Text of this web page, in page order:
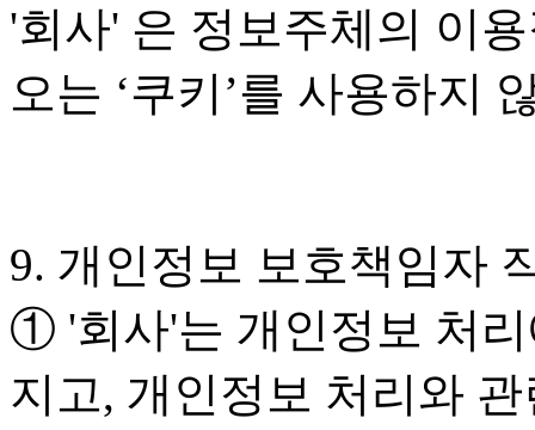
'회사' 은 정보주체의 이
오는 ‘쿠키’를 사용하지
9. 개인정보 보호책임자
① '회사'는 개인정보 처
지고, 개인정보 처리와